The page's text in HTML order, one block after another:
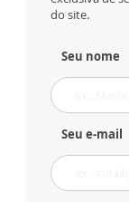
do site.
Seu nome
Seu e-mail